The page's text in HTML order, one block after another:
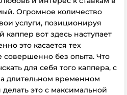
Огромное количество
услуги, позиционируя
вот здесь наступает
это касается тех
совершенно без опыта. Что
для себя того каппера, с
длительном временном
это с максимальной